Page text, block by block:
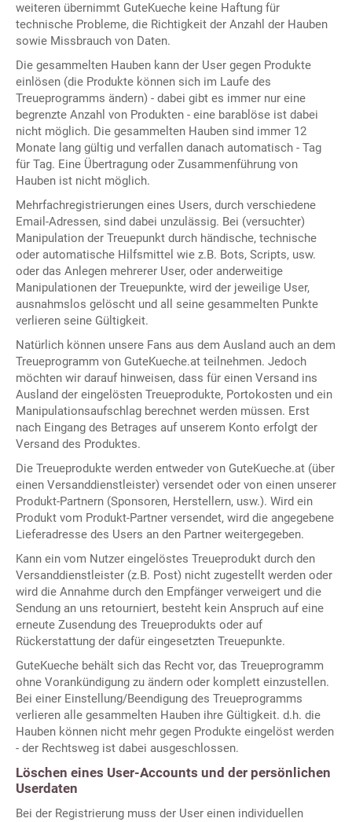
weiteren übernimmt GuteKueche keine Haftung für
technische Probleme, die Richtigkeit der Anzahl der Hauben
sowie Missbrauch von Daten.
Die gesammelten Hauben kann der User gegen Produkte
einlösen (die Produkte können sich im Laufe des
Treueprogramms ändern) - dabei gibt es immer nur eine
begrenzte Anzahl von Produkten - eine barablöse ist dabei
nicht möglich. Die gesammelten Hauben sind immer 12
Monate lang gültig und verfallen danach automatisch - Tag
für Tag. Eine Übertragung oder Zusammenführung von
Hauben ist nicht möglich.
Mehrfachregistrierungen eines Users, durch verschiedene
Email-Adressen, sind dabei unzulässig. Bei (versuchter)
Manipulation der Treuepunkt durch händische, technische
oder automatische Hilfsmittel wie z.B. Bots, Scripts, usw.
oder das Anlegen mehrerer User, oder anderweitige
Manipulationen der Treuepunkte, wird der jeweilige User,
ausnahmslos gelöscht und all seine gesammelten Punkte
verlieren seine Gültigkeit.
Natürlich können unsere Fans aus dem Ausland auch an dem
Treueprogramm von GuteKueche.at teilnehmen. Jedoch
möchten wir darauf hinweisen, dass für einen Versand ins
Ausland der eingelösten Treueprodukte, Portokosten und ein
Manipulationsaufschlag berechnet werden müssen. Erst
nach Eingang des Betrages auf unserem Konto erfolgt der
Versand des Produktes.
Die Treueprodukte werden entweder von GuteKueche.at (über
einen Versanddienstleister) versendet oder von einen unserer
Produkt-Partnern (Sponsoren, Herstellern, usw.). Wird ein
Produkt vom Produkt-Partner versendet, wird die angegebene
Lieferadresse des Users an den Partner weitergegeben.
Kann ein vom Nutzer eingelöstes Treueprodukt durch den
Versanddienstleister (z.B. Post) nicht zugestellt werden oder
wird die Annahme durch den Empfänger verweigert und die
Sendung an uns retourniert, besteht kein Anspruch auf eine
erneute Zusendung des Treueprodukts oder auf
Rückerstattung der dafür eingesetzten Treuepunkte.
GuteKueche behält sich das Recht vor, das Treueprogramm
ohne Vorankündigung zu ändern oder komplett einzustellen.
Bei einer Einstellung/Beendigung des Treueprogramms
verlieren alle gesammelten Hauben ihre Gültigkeit. d.h. die
Hauben können nicht mehr gegen Produkte eingelöst werden
- der Rechtsweg ist dabei ausgeschlossen.
Löschen eines User-Accounts und der persönlichen
Userdaten
Bei der Registrierung muss der User einen individuellen